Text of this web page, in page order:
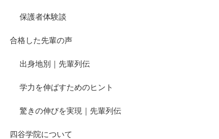
保護者体験談
合格した先輩の声
出身地別｜先輩列伝
学力を伸ばすためのヒント
驚きの伸びを実現｜先輩列伝
四谷学院について